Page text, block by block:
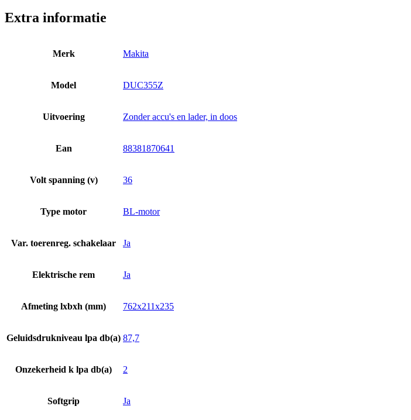
Extra informatie
Merk Makita
Model DUC355Z
Uitvoering Zonder accu's en lader, in doos
Ean 88381870641
Volt spanning (v) 36
Type motor BL-motor
Var. toerenreg. schakelaar Ja
Elektrische rem Ja
Afmeting lxbxh (mm) 762x211x235
Geluidsdrukniveau lpa db(a) 87,7
Onzekerheid k lpa db(a) 2
Softgrip Ja